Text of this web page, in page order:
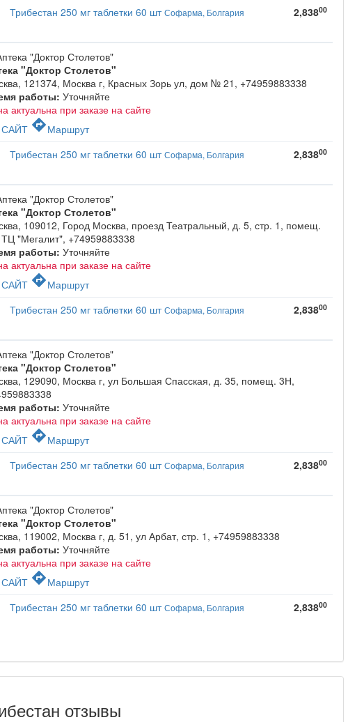
Трибестан 250 мг таблетки 60 штСофарма, Болгария 2,83800
"Доктор Столетов"
121374, Москва г, Красных Зорь ул, дом № 21 , +74959883338
работы: Уточняйте
актуальна при заказе на сайте
САЙТ directionsМаршрут
Трибестан 250 мг таблетки 60 штСофарма, Болгария 2,83800
"Доктор Столетов"
109012, Город Москва, проезд Театральный, д. 5, стр. 1, помещ.
"Мегалит", +74959883338
работы: Уточняйте
актуальна при заказе на сайте
САЙТ directionsМаршрут
Трибестан 250 мг таблетки 60 штСофарма, Болгария 2,83800
"Доктор Столетов"
129090, Москва г, ул Большая Спасская, д. 35, помещ. 3Н,
работы: Уточняйте
актуальна при заказе на сайте
САЙТ directionsМаршрут
Трибестан 250 мг таблетки 60 штСофарма, Болгария 2,83800
"Доктор Столетов"
119002, Москва г, д. 51, ул Арбат, стр. 1 , +74959883338
работы: Уточняйте
актуальна при заказе на сайте
САЙТ directionsМаршрут
Трибестан 250 мг таблетки 60 штСофарма, Болгария 2,83800
отзывы